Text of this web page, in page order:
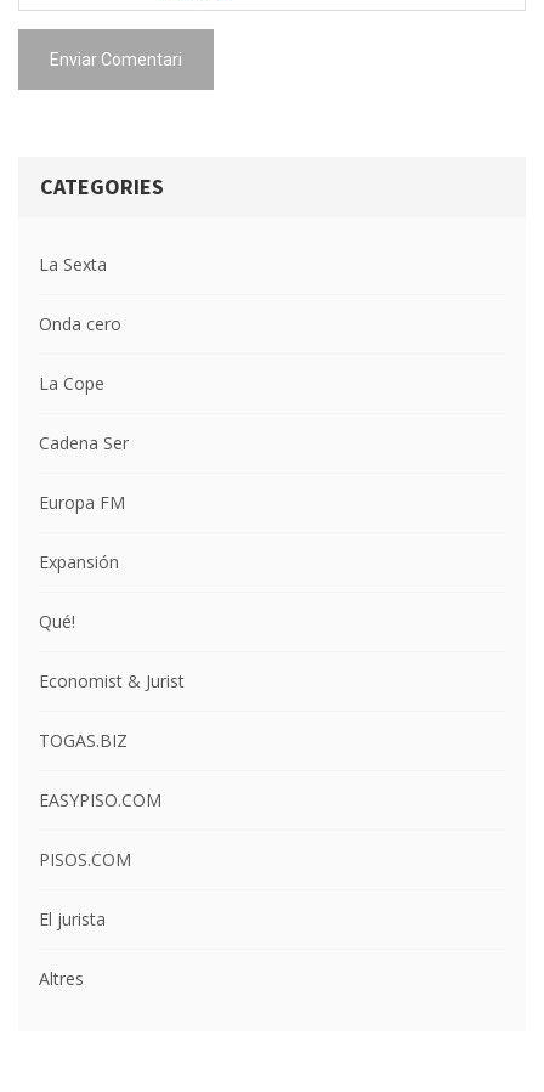
Enviar Comentari
CATEGORIES
La Sexta
Onda cero
La Cope
Cadena Ser
Europa FM
Expansión
Qué!
Economist & Jurist
TOGAS.BIZ
EASYPISO.COM
PISOS.COM
El jurista
Altres